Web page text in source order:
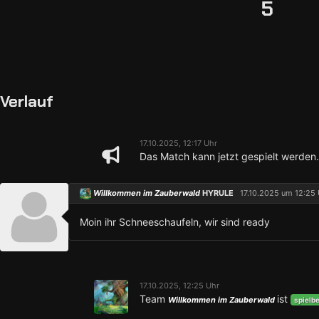
5
Verlauf
17.10.2025, 12:17 Uhr
Das Match kann jetzt gespielt werden.
Willkommen im Zauberwald HYRULE 17.10.2025 um 12:25
Moin ihr Schneeschaufeln, wir sind ready
17.10.2025, 12:25 Uhr
Team Willkommen im Zauberwald ist